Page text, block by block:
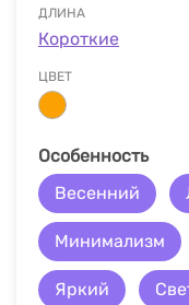
ДЛИНА
Короткие
ЦВЕТ
Особенность
Весенний
Минимализм
Яркий